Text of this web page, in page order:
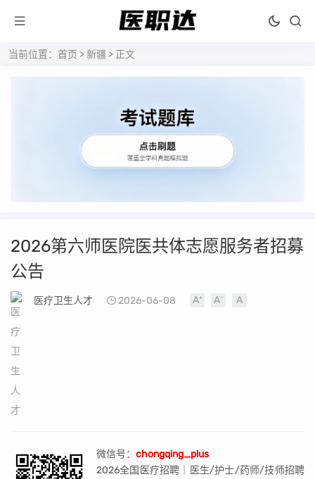
当前位置： 首页 >新疆 > 正文
2026第六师医院医共体志愿服务者招募
公告
医疗卫生人才 2026-06-08
微信号： chongqing_plus
2026全国医疗招聘｜医生/护士/药师/技师招聘